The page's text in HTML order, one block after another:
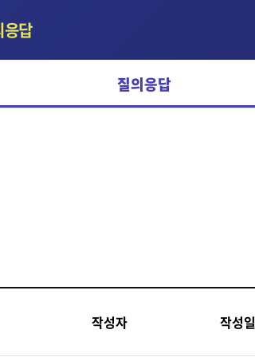
응답
질의응답
작성자 작성일